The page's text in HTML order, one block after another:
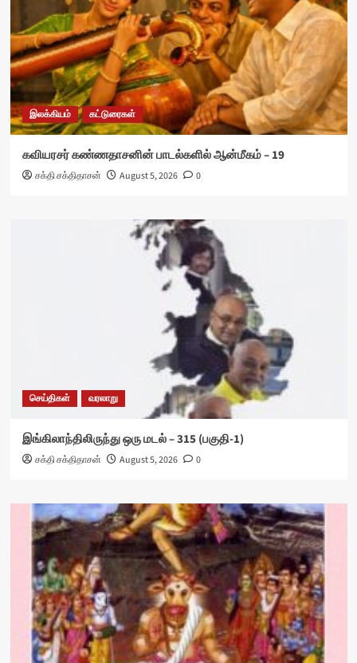
இலக்கியம் கட்டுரைகள்
கவியரசர் கண்ணதாசனின் பாடல்களில் ஆன்மீகம் – 19
சக்தி சக்திதாசன் August 5, 2026 0
செய்திகள் வரலாறு
இங்கிலாந்திலிருந்து ஒரு மடல் – 315 (பகுதி-1)
சக்தி சக்திதாசன் August 5, 2026 0